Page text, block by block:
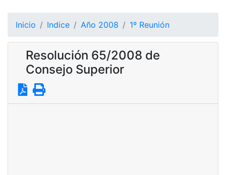
Inicio Indice Año 2008 1º Reunión
Resolución 65/2008 de
Consejo Superior